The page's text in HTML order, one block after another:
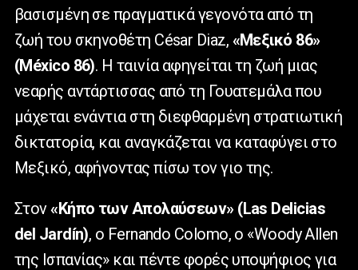
βασισμένη σε πραγματικά γεγονότα από τη
ζωή του σκηνοθέτη César Diaz, «Μεξικό 86»
(México 86). Η ταινία αφηγείται τη ζωή μιας
νεαρής αντάρτισσας από τη Γουατεμάλα που
μάχεται ενάντια στη διεφθαρμένη στρατιωτική
δικτατορία, και αναγκάζεται να καταφύγει στο
Μεξικό, αφήνοντας πίσω τον γιο της.
Στον«Κήπο των Απολαύσεων» (Las Delicias
del Jardín), ο Fernando Colomo, ο «Woody Allen
της Ισπανίας» και πέντε φορές υποψήφιος για